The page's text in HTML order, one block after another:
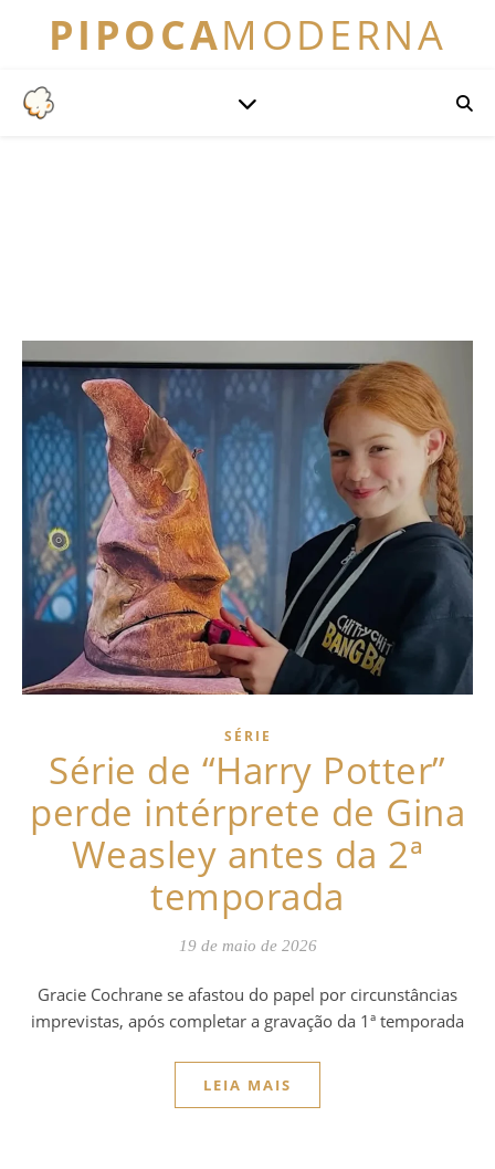
PIPOCAMODERNA
SÉRIE
Série de “Harry Potter”
perde intérprete de Gina
Weasley antes da 2ª
temporada
19 de maio de 2026
Gracie Cochrane se afastou do papel por circunstâncias
imprevistas, após completar a gravação da 1ª temporada
LEIA MAIS